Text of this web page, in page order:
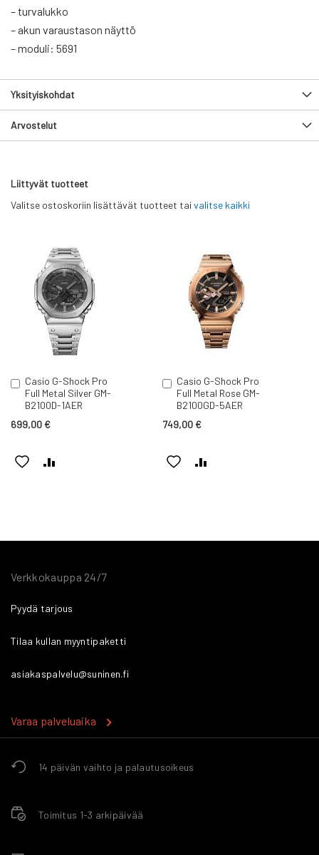
– turvalukko
– akun varaustason näyttö
– moduli: 5691
Yksityiskohdat
Arvostelut
Liittyvät tuotteet
Valitse ostoskoriin lisättävät tuotteet tai valitse kaikki
Casio G-Shock Pro
Full Metal Silver GM-
B2100D-1AER
699,00 €
Lisää
ostoskoriin
LISÄÄ
Casio G-Shock Pro
Full Metal Rose GM-
B2100GD-5AER
749,00 €
Lisää
ostoskoriin
LISÄÄ
14 päivän vaihto ja palautusoikeus
Toimitus 1-3 arkipäivää
Verkkokauppa 24/7
Pyydä tarjous
Tilaa kullan myyntipaketti
asiakaspalvelu@suninen.fi
Varaa palveluaika